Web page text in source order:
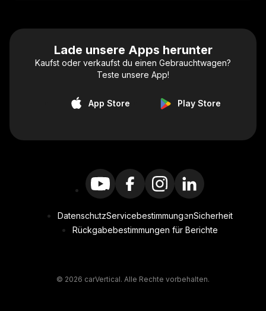
Lade unsere Apps herunter
Kaufst oder verkaufst du einen Gebrauchtwagen?
Teste unsere App!
App Store Play Store
DatenschutzServicebestimmungenSicherheit
Rückgabebestimmungen für Berichte
© 2026 carVertical. Alle Rechte vorbehalten.